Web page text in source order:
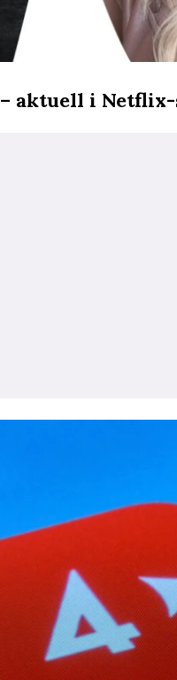
aktuell i